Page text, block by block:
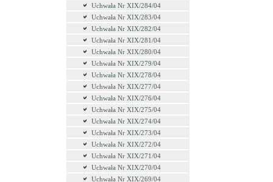
Uchwała Nr XIX/284/04
Uchwała Nr XIX/283/04
Uchwała Nr XIX/282/04
Uchwała Nr XIX/281/04
Uchwała Nr XIX/280/04
Uchwała Nr XIX/279/04
Uchwała Nr XIX/278/04
Uchwała Nr XIX/277/04
Uchwała Nr XIX/276/04
Uchwała Nr XIX/275/04
Uchwała Nr XIX/274/04
Uchwała Nr XIX/273/04
Uchwała Nr XIX/272/04
Uchwała Nr XIX/271/04
Uchwała Nr XIX/270/04
Uchwała Nr XIX/269/04